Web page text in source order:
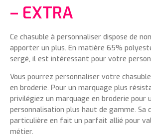
– EXTRA
Ce chasuble à personnaliser dispose de
apporter un plus. En matière 65%
sergé, il est intéressant pour votre
Vous pourrez personnaliser votre
en broderie. Pour un marquage plus
privilégiez un marquage en broderie pour
personnalisation plus haut de gamme. Sa
particulière en fait un parfait allié pour
métier.